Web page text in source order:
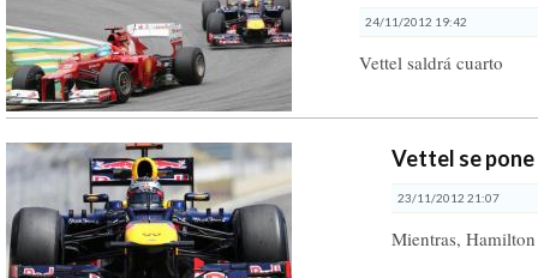
24/11/2012 19:42
Vettel saldrá cuarto
Vettel se
23/11/2012 21:07
Mientras,